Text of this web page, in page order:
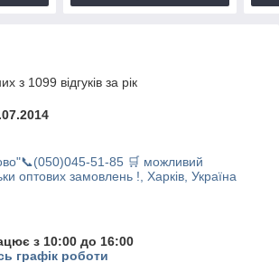
з 1099 відгуків за рік
51-85 🛒 можливий
оптових замовлень !, Харків, Україна
з 10:00 до 16:00
графік роботи